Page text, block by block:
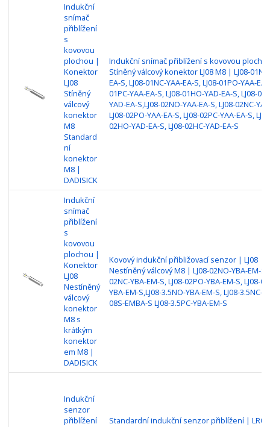
Indukční
snímač
přiblížení
s
kovovou
plochou |
Konektor
LJ08
Stíněný
válcový
konektor
M8
Standard
ní
konektor
M8 |
DADISICK
Indukční snímač přiblížení s kovovou
Stíněný válcový konektor LJ08 M8 | LJ08-
EA-S, LJ08-01NC-YAA-EA-S, LJ08-01PO-YAA-EA-
01PC-YAA-EA-S, LJ08-01HO-YAD-EA-S, LJ08-
YAD-EA-S,LJ08-02NO-YAA-EA-S, LJ08-02NC-
LJ08-02PO-YAA-EA-S, LJ08-02PC-YAA-EA-S,
02HO-YAD-EA-S, LJ08-02HC-YAD-EA-S
Indukční
snímač
přiblížení
s
kovovou
plochou |
Konektor
LJ08
Nestíněný
válcový
konektor
M8 s
krátkým
konektor
em M8 |
DADISICK
Kovový indukční přibližovací senzor | LJ08
Nestíněný válcový M8 | LJ08-02NO-YBA-EM-S,
02NC-YBA-EM-S, LJ08-02PO-YBA-EM-S, LJ08-
YBA-EM-S,LJ08-3.5NO-YBA-EM-S, LJ08-3.5NC-
08S-EMBA-S LJ08-3.5PC-YBA-EM-S
Indukční
senzor
přiblížení
Standardní indukční senzor přiblížení | LR08